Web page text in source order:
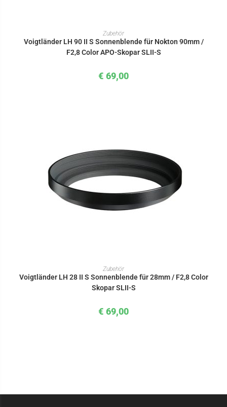
IN DEN WARENKORB
Zubehör
Voigtländer LH 90 II S Sonnenblende für Nokton 90mm /
F2,8 Color APO-Skopar SLII-S
€ 69,00
IN DEN WARENKORB
Zubehör
Voigtländer LH 28 II S Sonnenblende für 28mm / F2,8 Color
Skopar SLII-S
€ 69,00